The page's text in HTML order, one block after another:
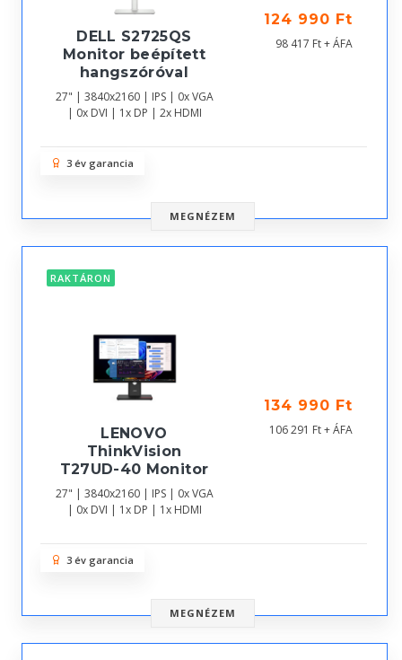
DELL S2725QS
Monitor beépített
hangszóróval
27" | 3840x2160 | IPS | 0x VGA
| 0x DVI | 1x DP | 2x HDMI
124 990 Ft
98 417 Ft + ÁFA
3 év garancia
MEGNÉZEM
RAKTÁRON
LENOVO
ThinkVision
T27UD-40 Monitor
27" | 3840x2160 | IPS | 0x VGA
| 0x DVI | 1x DP | 1x HDMI
134 990 Ft
106 291 Ft + ÁFA
3 év garancia
MEGNÉZEM